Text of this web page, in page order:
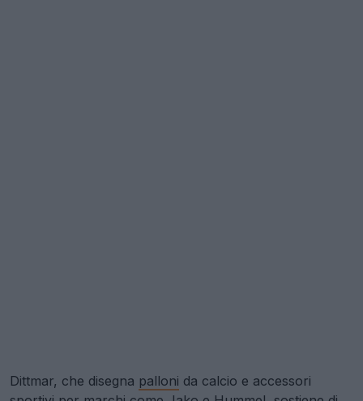
Dittmar, che disegna palloni da calcio e accessori